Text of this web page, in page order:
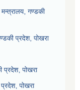
मन्त्रालय, गण्डकी
प्रदेश, पोखरा
प्रदेश, पोखरा
पोखरा